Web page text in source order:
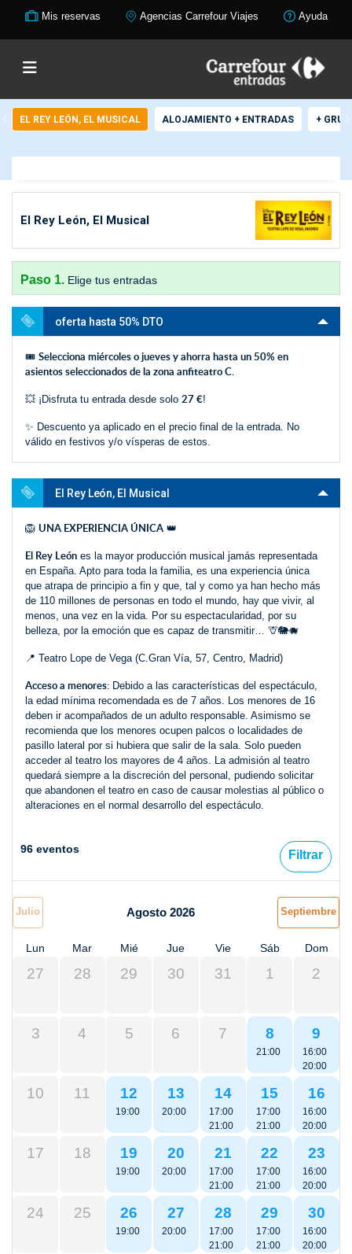
Mis reservas Agencias Carrefour Viajes Ayuda
EL REY LEÓN, EL MUSICAL ALOJAMIENTO + ENTRADAS +
El Rey León, El Musical
Paso 1. Elige tus entradas
oferta hasta 50% DTO
🎟️ Selecciona miércoles o jueves y ahorra hasta un 50% en
asientos seleccionados de la zona anfiteatro C.
💥 ¡Disfruta tu entrada desde solo 27 €!
✨ Descuento ya aplicado en el precio final de la entrada. No
válido en festivos y/o vísperas de estos.
El Rey León, El Musical
🦁 UNA EXPERIENCIA ÚNICA 👑
El Rey León es la mayor producción musical jamás representada
en España. Apto para toda la familia, es una experiencia única
que atrapa de principio a fin y que, tal y como ya han hecho más
de 110 millones de personas en todo el mundo, hay que vivir, al
menos, una vez en la vida. Por su espectacularidad, por su
belleza, por la emoción que es capaz de transmitir… 🦒🐘🐗
📍 Teatro Lope de Vega (C.Gran Vía, 57, Centro, Madrid)
Acceso a menores: Debido a las características del espectáculo,
la edad mínima recomendada es de 7 años. Los menores de 16
deben ir acompañados de un adulto responsable. Asimismo se
recomienda que los menores ocupen palcos o localidades de
pasillo lateral por si hubiera que salir de la sala. Solo pueden
acceder al teatro los mayores de 4 años. La admisión al teatro
quedará siempre a la discreción del personal, pudiendo solicitar
que abandonen el teatro en caso de causar molestias al público o
alteraciones en el normal desarrollo del espectáculo.
96 eventos Filtrar
Julio Agosto 2026 Septiembre
Lun Mar Mié Jue Vie Sáb Dom
27 28 29 30 31 1 2
3 4 5 6 7 8
21:00
9
16:00
20:00
10 11 12
19:00
13
20:00
14
17:00
21:00
15
17:00
21:00
16
16:00
20:00
17 18 19
19:00
20
20:00
21
17:00
21:00
22
17:00
21:00
23
16:00
20:00
24 25 26
19:00
27
20:00
28
17:00
21:00
29
17:00
21:00
30
16:00
20:00